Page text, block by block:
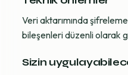
Veri aktarımında
bileşenleri düzenli olarak
Sizin